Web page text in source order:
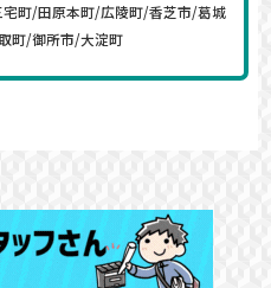
町/田原本町/広陵町/香芝市/葛城
町/御所市/大淀町